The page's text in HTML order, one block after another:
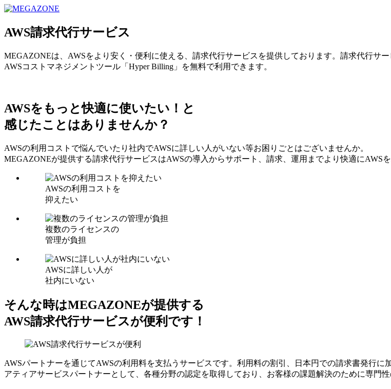
AWS請求代行サービス
MEGAZONEは、AWSをより安く・便利に使える、請求代行サービスを提供しております。請求代行サ
AWSコストマネジメントツール「Hyper Billing」を無料で利用できます。
AWSをもっと快適に使いたい！と
感じたことはありませんか？
AWSの利用コストで悩んでいたり社内でAWSに詳しい人がいない等お困りごとはございませんか。
MEGAZONEが提供する請求代行サービスはAWSの導入からサポート、請求、運用までより快適にAWS
AWSの利用コストを
抑えたい
複数のライセンスの
管理が負担
AWSに詳しい人が
社内にいない
そんな時はMEGAZONEが提供する
AWS請求代行サービスが便利です！
AWSパートナーを通じてAWSの利用料を支払うサービスです。利用料の割引、日本円での請求書発行
アティアサービスパートナーとして、各種分野の認定を取得しており、お客様の課題解決のために専門